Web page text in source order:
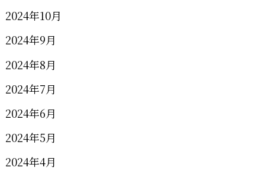
2024年10月
2024年9月
2024年8月
2024年7月
2024年6月
2024年5月
2024年4月